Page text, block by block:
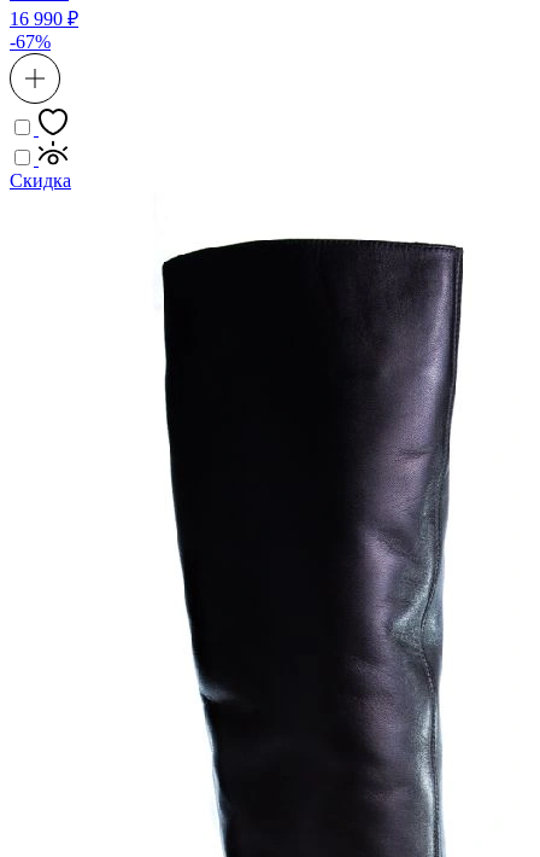
16 990 ₽
-67%
Скидка